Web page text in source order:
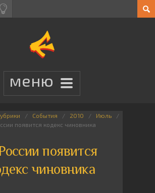
События 2010
Июль
появится кодекс чиновника
появится
чиновника